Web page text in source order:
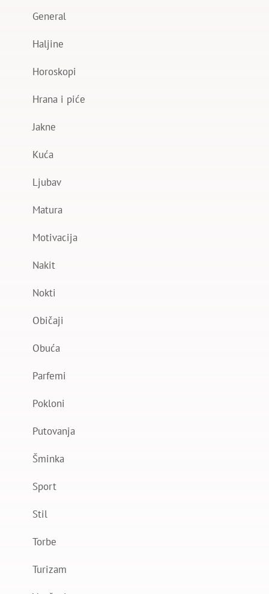
General
Haljine
Horoskopi
Hrana i piće
Jakne
Kuća
Ljubav
Matura
Motivacija
Nakit
Nokti
Običaji
Obuća
Parfemi
Pokloni
Putovanja
Šminka
Sport
Stil
Torbe
Turizam